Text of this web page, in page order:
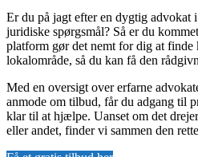
Er du på jagt efter en dygtig
juridiske spørgsmål? Så er du
platform gør det nemt for dig at
lokalområde, så du kan få den
Med en oversigt over erfarne
anmode om tilbud, får du adgang til
klar til at hjælpe. Uanset om det
eller andet, finder vi sammen den